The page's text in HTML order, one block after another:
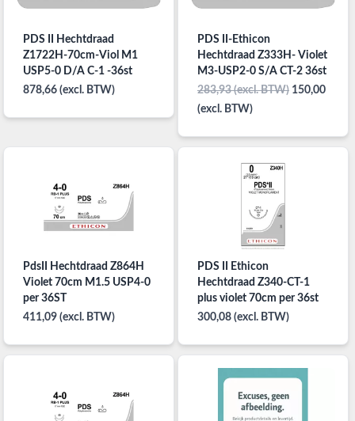
PDS II Hechtdraad
Z1722H-70cm-Viol M1
USP5-0 D/A C-1 -36st
878,66 (excl. BTW)
PDS II-Ethicon
Hechtdraad Z333H- Violet
M3-USP2-0 S/A CT-2 36st
283,93 (excl. BTW)150,00
(excl. BTW)
PdsII Hechtdraad Z864H
Violet 70cm M1.5 USP4-0
per 36ST
411,09 (excl. BTW)
PDS II Ethicon
Hechtdraad Z340-CT-1
plus violet 70cm per 36st
300,08 (excl. BTW)